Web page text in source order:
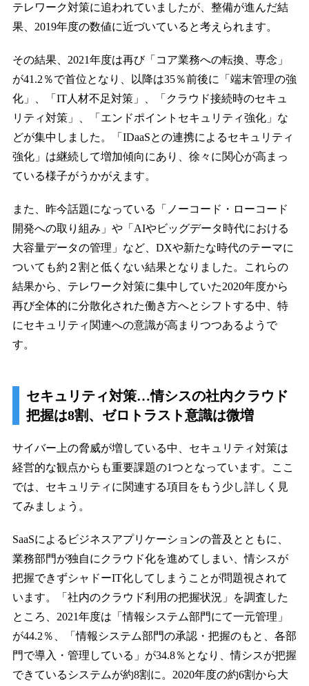
テレワーク対策に追われていましたが、整備が進んだ結
果、2019年度の数値に近づいていると考えられます。
その結果、2021年度は再び「コア業務への転換、専念」
が41.2％で首位となり、以降は35％前後に「端末管理の強
化」、「IT人材不足対策」、「クラウド接続時のセキュ
リティ対策」、「エンドポイントセキュリティ強化」な
どが集中しました。「IDaaSとの連携によるセキュリティ
強化」は継続して増加傾向にあり、徐々に関心が高まっ
ている様子がうかがえます。
また、昨今話題になっている「ノーコード・ローコード
開発への取り組み」や「AIやビッグデータ時代における
大容量データの管理」など、DXや新たな時代のテーマに
ついても約２割と低くない結果となりました。これらの
結果から、テレワーク対策に集中していた2020年度から
再び全体的に分散化された働き方へとシフトする中、特
にセキュリティ関連への意識が高まりつつあるようで
す。
セキュリティ対策…情シスの社内クラウド
把握は8割、ゼロトラスト意識は微増
サイバー上の脅威が増している中、セキュリティ対策は
経営的な観点からも重要課題の1つとなっています。ここ
では、セキュリティに関連する項目をもう少し詳しく見
てみましょう。
SaaSによるビジネスアプリケーションの普及とともに、
業務部門が独自にクラウド化を進めてしまい、情シスが
把握できずシャドーIT化してしまうことが問題視されて
います。「社内のクラウド利用の把握状況」を調査した
ところ、2021年度は「情報システム部門にて一元管理」
が44.2％、「情報システム部門の承認・把握のもと、各部
門で導入・管理している」が34.8％となり、情シスが把握
できているシステムが約8割に。2020年度の約6割から大